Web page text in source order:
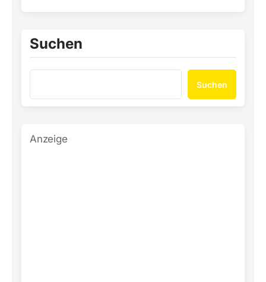
Suchen
Suchen
Anzeige